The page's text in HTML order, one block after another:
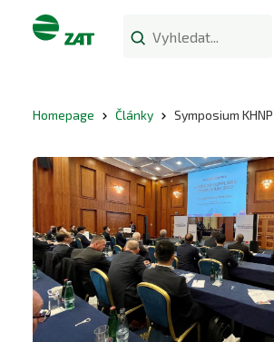
Homepage Články Symposium KHNP